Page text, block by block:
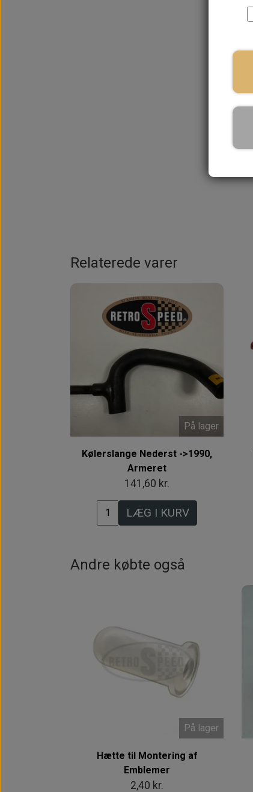
Relaterede varer
På lager
Kølerslange Nederst ->1990,
Armeret
141,60 kr.
LÆG I KURV
Andre købte også
På lager
Hætte til Montering af
Emblemer
2,40 kr.